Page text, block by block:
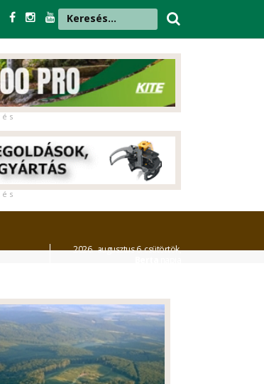
s
s
2026. augusztus 6. csütörtök,